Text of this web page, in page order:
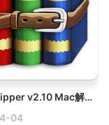
Smart Zipper v2.10 Mac解压缩工具破解版
04